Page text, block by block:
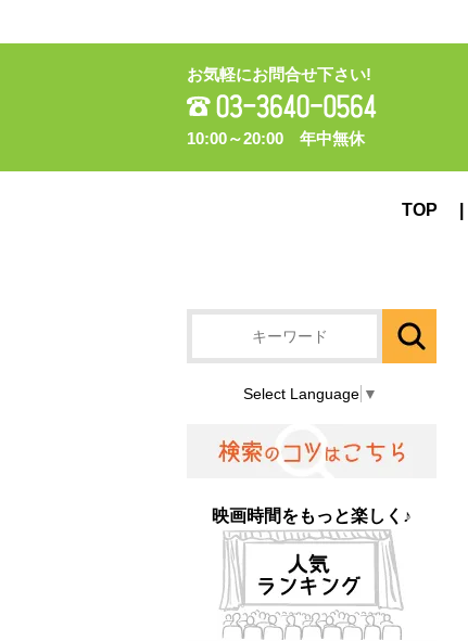
お気軽にお問合せ下さい!
10:00～20:00 年中無休
TOP
Select Language ▼
映画時間をもっと楽しく♪